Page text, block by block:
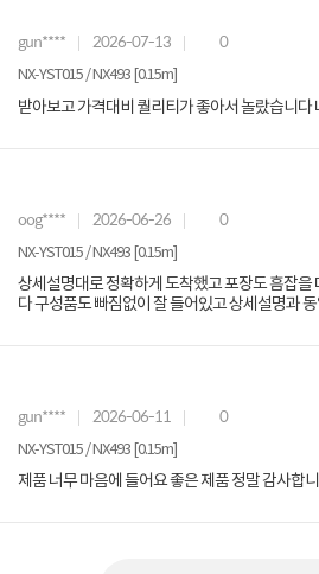
gun**** 2026-07-13 0
NX-YST015 / NX493 [0.15m]
받아보고 가격대비 퀄리티가 좋아서 놀랐습니
oog**** 2026-06-26 0
NX-YST015 / NX493 [0.15m]
상세설명대로 정확하게 도착했고 포장도 흠잡을
다 구성품도 빠짐없이 잘 들어있고 상세설명과 동
gun**** 2026-06-11 0
NX-YST015 / NX493 [0.15m]
제품 너무 마음에 들어요 좋은 제품 정말 감사합